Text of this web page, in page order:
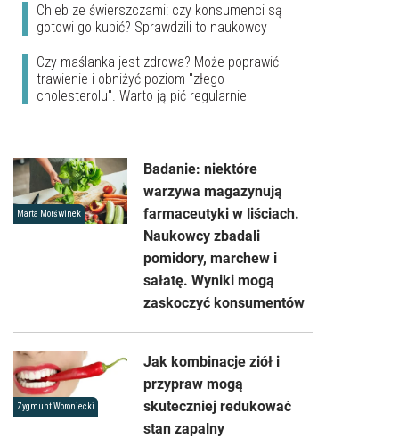
Chleb ze świerszczami: czy konsumenci są
gotowi go kupić? Sprawdzili to naukowcy
Czy maślanka jest zdrowa? Może poprawić
trawienie i obniżyć poziom "złego
cholesterolu". Warto ją pić regularnie
Marta Morświnek
Badanie: niektóre
warzywa magazynują
farmaceutyki w liściach.
Naukowcy zbadali
pomidory, marchew i
sałatę. Wyniki mogą
zaskoczyć konsumentów
Zygmunt Woroniecki
Jak kombinacje ziół i
przypraw mogą
skuteczniej redukować
stan zapalny